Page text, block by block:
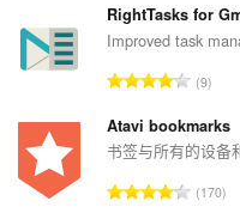
的
總
數
RightTasks for
Improved task
評
的
總
數
9
Atavi bookmarks
书签与所有的设备
評170